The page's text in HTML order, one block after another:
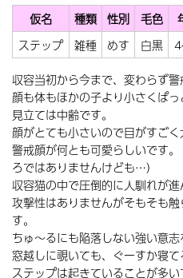
仮名 種類 性別 毛色
ステップ
雑種 めす 白黒
収容当初から今まで、変わらず
顔も体もほかの子より小さくぱ
見立ては中齢です。
顔がとても小さいので目がすごく
警戒顔が何とも可愛らしいです
ろではありませんけども…）
収容猫の中で圧倒的に人馴れが進
攻撃性はありませんがそもそも
す。
ちゅ～るにも陥落しない強い意志
窓越しに覗いても、ぐーすか寝て
ステップは起きていることが多